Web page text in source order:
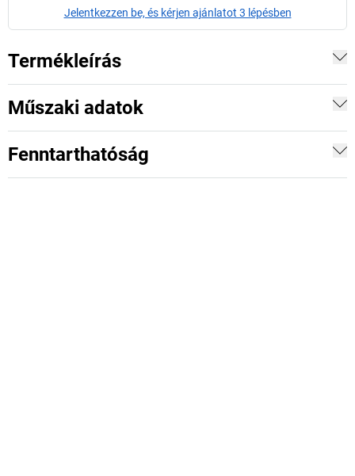
Jelentkezzen be, és kérjen ajánlatot 3 lépésben
Termékleírás
Műszaki adatok
Fenntarthatóság